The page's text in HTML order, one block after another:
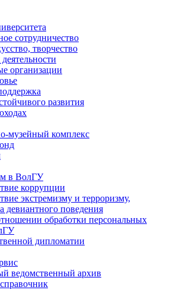
сотрудничество
творчество
организации
развития
музейный комплекс
в ВолГУ
коррупции
экстремизму и терроризму,
девиантного поведения
обработки персональных
дипломатии
ведомственный архив